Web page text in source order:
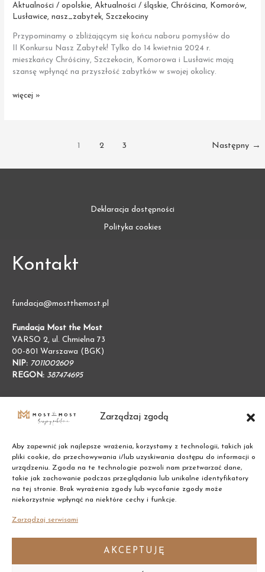
Zarządzaj zgodą
Aby zapewnić jak najlepsze wrażenia, korzystamy z technologii, takich jak
pliki cookie, do przechowywania i/lub uzyskiwania dostępu do informacji o
urządzeniu. Zgoda na te technologie pozwoli nam przetwarzać dane,
takie jak zachowanie podczas przeglądania lub unikalne identyfikatory
na tej stronie. Brak wyrażenia zgody lub wycofanie zgody może
niekorzystnie wpłynąć na niektóre cechy i funkcje.
Zarządzaj serwisami
AKCEPTUJĘ
Aktualności / opolskie,Aktualności / śląskie,Chróścina, Komorów,
Lusławice,nasz_zabytek,Szczekociny
Przypominamy o zbliżającym się końcu naboru pomysłów do
II Konkursu Nasz Zabytek! Tylko do 14 kwietnia 2024 r.
mieszkańcy Chróściny, Szczekocin, Komorowa i Lusławic mają
szansę wpłynąć na przyszłość zabytków w swojej okolicy.
Ostatni
więcej »
1 2 3 Następny →
Deklaracja dostępności
Polityka cookies
Kontakt
fundacja@mostthemost.pl
Fundacja Most the Most
VARSO 2, ul. Chmielna 73
00-801 Warszawa (BGK)
NIP: 7011002609
REGON: 387474695
Copyright © 2021 Most the Most